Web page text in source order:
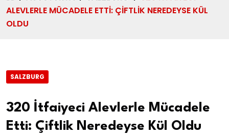
ALEVLERLE MÜCADELE ETTI: ÇIFTLIK NEREDEYSE KÜL
OLDU
SALZBURG
320 İtfaiyeci Alevlerle Mücadele
Etti: Çiftlik Neredeyse Kül Oldu